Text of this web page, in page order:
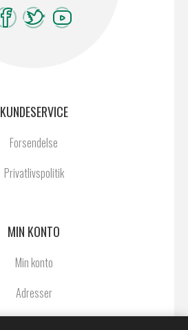
KUNDESERVICE
Forsendelse
Privatlivspolitik
MIN KONTO
Min konto
Adresser